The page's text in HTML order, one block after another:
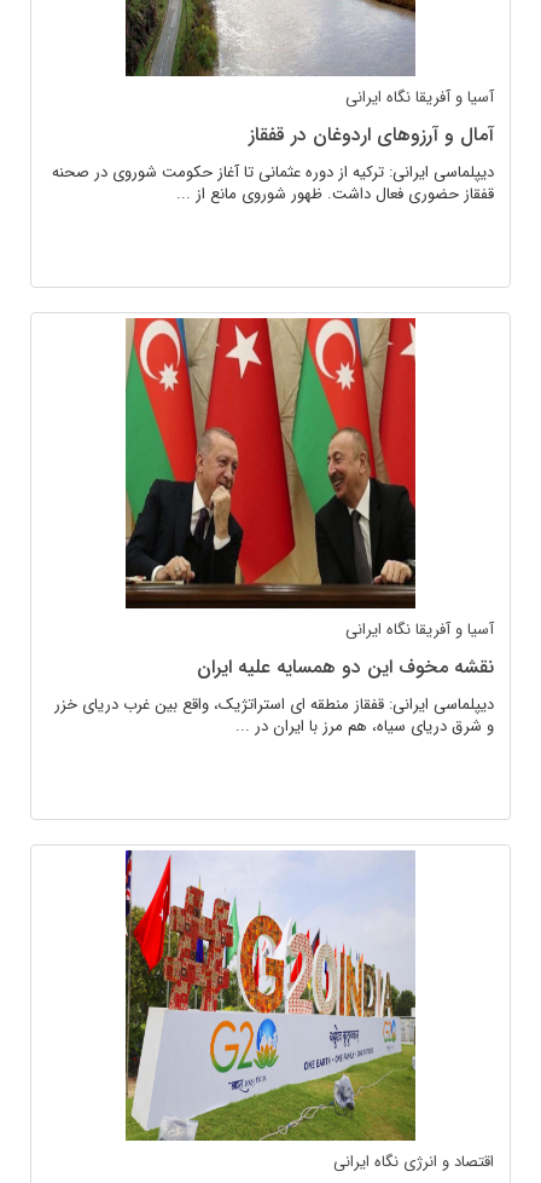
آسیا و آفریقانگاه ایرانی
آمال و آرزوهای اردوغان در قفقاز
دیپلماسی ایرانی: ترکیه از دوره عثمانی تا آغاز حکومت شوروی در صحنه
قفقاز حضوری فعال داشت. ظهور شوروی مانع از ...
آسیا و آفریقانگاه ایرانی
نقشه مخوف این دو همسایه علیه ایران
دیپلماسی ایرانی: قفقاز منطقه ای استراتژیک، واقع بین غرب دریای خزر
و شرق دریای سیاه، هم مرز با ایران در ...
اقتصاد و انرژی نگاه ایرانی